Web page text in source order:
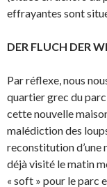
effrayantes sont
DER FLUCH DER
Par réflexe, nous
quartier grec du
cette nouvelle
malédiction des
reconstitution d’une
déjà visité le matin
« soft » pour le parc